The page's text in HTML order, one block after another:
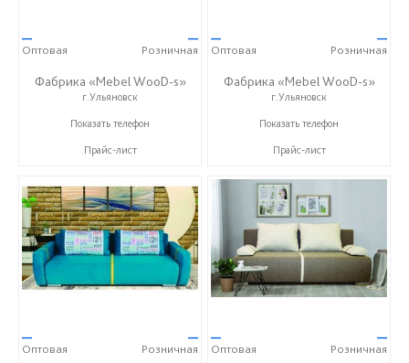
—
Оптовая
—
Розничная
Фабрика «Mebel WooD-s»
г.Ульяновск
+7 (906) 140-08-08
Показать телефон
Прайс-лист
—
Оптовая
—
Розничная
Фабрика «Mebel WooD-s»
г.Ульяновск
+7 (906) 140-08-08
Показать телефон
Прайс-лист
—
Оптовая
—
Розничная
—
Оптовая
—
Розничная